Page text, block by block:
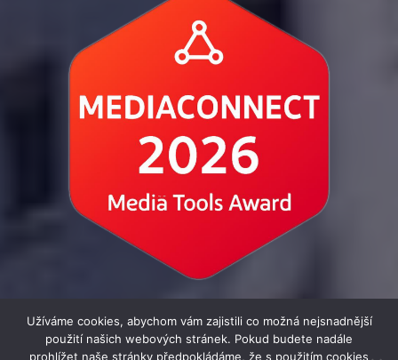
Užíváme cookies, abychom vám zajistili co možná nejsnadnější
použití našich webových stránek. Pokud budete nadále
prohlížet naše stránky předpokládáme, že s použitím cookies